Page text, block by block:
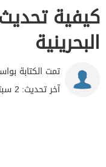
كيفية
البحرينية
تمت الكتابة
آخر تحديث: 2 سبتمبر 2024 - 4:09م